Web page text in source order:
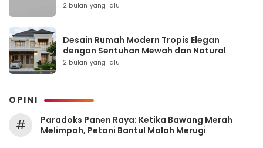
2 bulan yang lalu
Desain Rumah Modern Tropis Elegan
dengan Sentuhan Mewah dan Natural
2 bulan yang lalu
OPINI
#
Paradoks Panen Raya: Ketika Bawang Merah
Melimpah, Petani Bantul Malah Merugi